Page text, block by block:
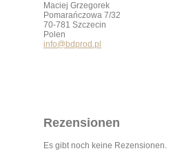
Maciej Grzegorek
Pomarańczowa 7/32
70-781 Szczecin
Polen
info@bdprod.pl
Rezensionen
Es gibt noch keine Rezensionen.